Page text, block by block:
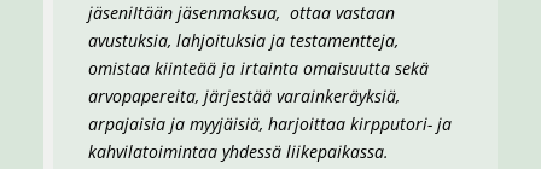
jäseniItään jäsenmaksua, ottaa vastaan
avustuksia, lahjoituksia ja testamentteja,
omistaa kiinteää ja irtainta omaisuutta sekä
arvopapereita, järjestää varainkeräyksiä,
arpajaisia ja myyjäisiä, harjoittaa kirpputori- ja
kahvilatoimintaa yhdessä liikepaikassa.